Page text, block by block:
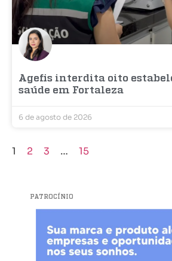
Agefis interdita oito
saúde em Fortaleza
6 de agosto de 2026
1 2 3 … 15
PATROCÍNIO